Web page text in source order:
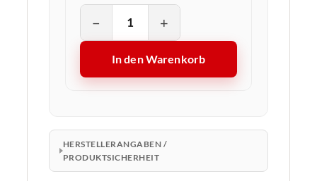
− +
In den Warenkorb
HERSTELLERANGABEN /
PRODUKTSICHERHEIT